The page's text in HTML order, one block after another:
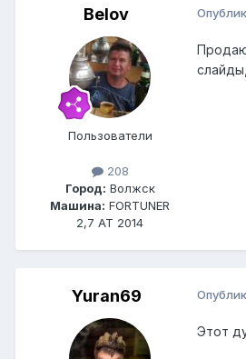
Belov
Пользователи
208
Город: Волжск
Машина: FORTUNER
2,7 АТ 2014
Yuran69
Этот